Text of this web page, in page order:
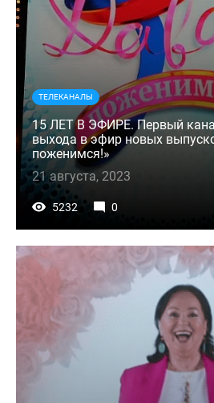
ТЕЛЕКАНАЛЫ
15 ЛЕТ В ЭФИРЕ. Первый
выхода в эфир новых
поженимся!»
21 августа, 2023
5232 0